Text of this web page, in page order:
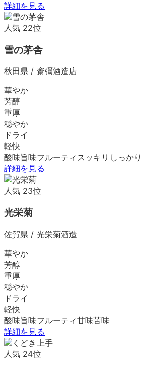
詳細を見る
人気 22位
雪の茅舎
秋田県 / 齋彌酒造店
華やか
芳醇
重厚
穏やか
ドライ
軽快
酸味旨味フルーティ スッキリ しっかり
詳細を見る
人気 23位
光栄菊
佐賀県 / 光栄菊酒造
華やか
芳醇
重厚
穏やか
ドライ
軽快
酸味旨味フルーティ甘味苦味
詳細を見る
人気 24位